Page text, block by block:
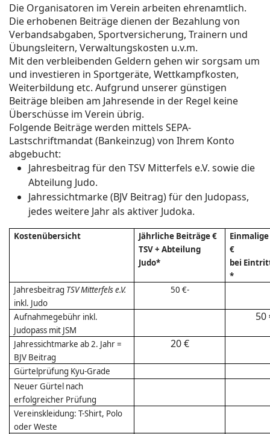
Die Organisatoren im Verein arbeiten ehrenamtlich.
Die erhobenen Beiträge dienen der Bezahlung von
Verbandsabgaben, Sportversicherung, Trainern und
Übungsleitern, Verwaltungskosten u.v.m.
Mit den verbleibenden Geldern gehen wir sorgsam um
und investieren in Sportgeräte, Wettkampfkosten,
Weiterbildung etc. Aufgrund unserer günstigen
Beiträge bleiben am Jahresende in der Regel keine
Überschüsse im Verein übrig.
Folgende Beiträge werden mittels SEPA-
Lastschriftmandat (Bankeinzug) von Ihrem Konto
abgebucht:
Jahresbeitrag für den TSV Mitterfels e.V. sowie die
Abteilung Judo.
Jahressichtmarke (BJV Beitrag) für den Judopass,
jedes weitere Jahr als aktiver Judoka.
Kostenübersicht
Jährliche Beiträge €
TSV + Abteilung
Judo*
€
bei
*
Jahresbeitrag TSV Mitterfels e.V.
inkl. Judo
50 €-
Aufnahmegebühr inkl.
Judopass mit JSM
50
Jahressichtmarke ab 2. Jahr =
BJV Beitrag
20 €
Gürtelprüfung Kyu-Grade
Neuer Gürtel nach
erfolgreicher Prüfung
Vereinskleidung: T-Shirt, Polo
oder Weste